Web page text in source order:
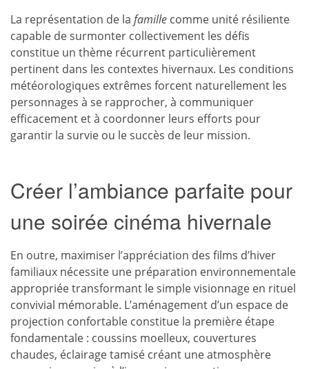
La représentation de la famille comme unité résiliente
capable de surmonter collectivement les défis
constitue un thème récurrent particulièrement
pertinent dans les contextes hivernaux. Les conditions
météorologiques extrêmes forcent naturellement les
personnages à se rapprocher, à communiquer
efficacement et à coordonner leurs efforts pour
garantir la survie ou le succès de leur mission.
Créer l’ambiance parfaite pour
une soirée cinéma hivernale
En outre, maximiser l’appréciation des films d’hiver
familiaux nécessite une préparation environnementale
appropriée transformant le simple visionnage en rituel
convivial mémorable. L’aménagement d’un espace de
projection confortable constitue la première étape
fondamentale : coussins moelleux, couvertures
chaudes, éclairage tamisé créant une atmosphère